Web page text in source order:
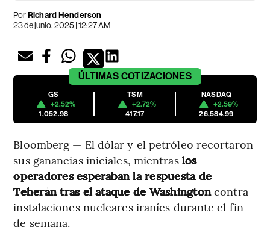
PorRichard Henderson
23 de junio, 2025 | 12:27 AM
ÚLTIMAS COTIZACIONES
GS
+2.52%
1,052.98
TSM
+2.72%
417.17
NASDAQ
+2.59%
26,584.99
Bloomberg — El dólar y el petróleo recortaron
sus ganancias iniciales, mientras los
operadores esperaban la respuesta de
Teherán tras el ataque de Washingtoncontra
instalaciones nucleares iraníes durante el fin
de semana.